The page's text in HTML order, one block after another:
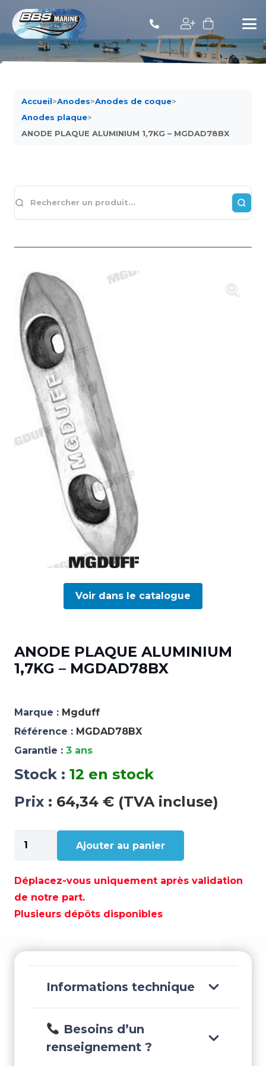
Accueil>Anodes>Anodes de coque>
Anodes plaque>
ANODE PLAQUE ALUMINIUM 1,7KG – MGDAD78BX
Voir dans le catalogue
ANODE PLAQUE ALUMINIUM
1,7KG – MGDAD78BX
Marque : Mgduff
Référence : MGDAD78BX
Garantie : 3 ans
Stock : 12 en stock
Prix : 64,34 € (TVA incluse)
quantité
de
PLAQUE
ALUMINIUM
1,7KG
Ajouter au panier
Déplacez-vous uniquement après validation
de notre part.
Plusieurs dépôts disponibles
Informations technique
Besoins d’un
renseignement ?